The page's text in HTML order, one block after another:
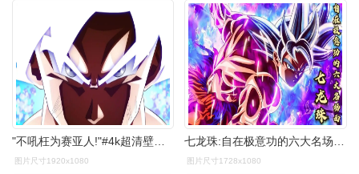
图片尺寸1920x1080 图片尺寸1728x1080